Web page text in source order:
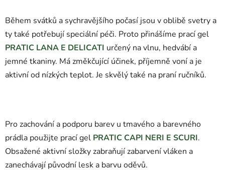
Během svátků a sychravějšího počasí jsou v oblibě svetry a
ty také potřebují speciální péči. Proto přinášíme prací gel
PRATIC LANA E DELICATI určený na vlnu, hedvábí a
jemné tkaniny. Má změkčující účinek, příjemně voní a je
aktivní od nízkých teplot. Je skvělý také na praní ručníků.
Pro zachování a podporu barev u tmavého a barevného
prádla použijte prací gel PRATIC CAPI NERI E SCURI.
Obsažené aktivní složky zabraňují zabarvení vláken a
zanechávají původní lesk a barvu oděvů.